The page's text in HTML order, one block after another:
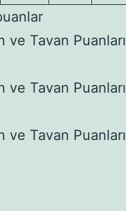
ve Tavan Puanları
ve Tavan Puanları
ve Tavan Puanları